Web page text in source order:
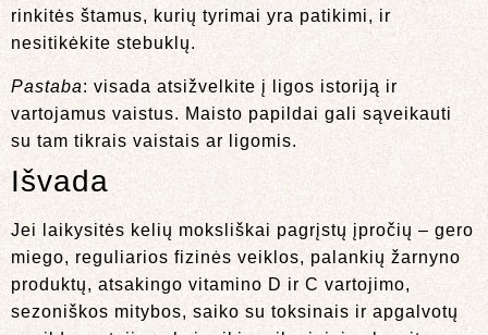
rinkitės štamus, kurių tyrimai yra patikimi, ir
nesitikėkite stebuklų.
Pastaba: visada atsižvelkite į ligos istoriją ir
vartojamus vaistus. Maisto papildai gali sąveikauti
su tam tikrais vaistais ar ligomis.
Išvada
Jei laikysitės kelių moksliškai pagrįstų įpročių – gero
miego, reguliarios fizinės veiklos, palankių žarnyno
produktų, atsakingo vitamino D ir C vartojimo,
sezoniškos mitybos, saiko su toksinais ir apgalvotų